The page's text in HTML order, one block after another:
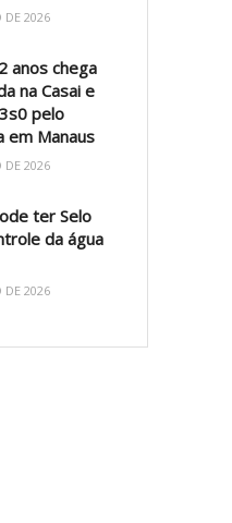
DE 2026
anos chega
na Casai e
pelo
em Manaus
DE 2026
ter Selo
da água
DE 2026